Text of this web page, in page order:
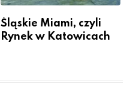
Śląskie Miami, czyli
Rynek w Katowicach